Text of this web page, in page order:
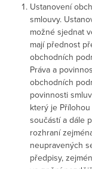
Ustanovení
smlouvy.
možné sjednat
mají přednost
obchodních
Práva a
obchodních
povinnosti
který je
součástí a dále
rozhraní
neupravených
předpisy,